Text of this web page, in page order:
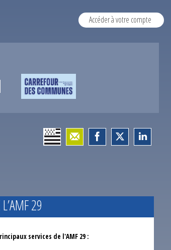
Accéder à votre compte
29
services de l'AMF 29 :